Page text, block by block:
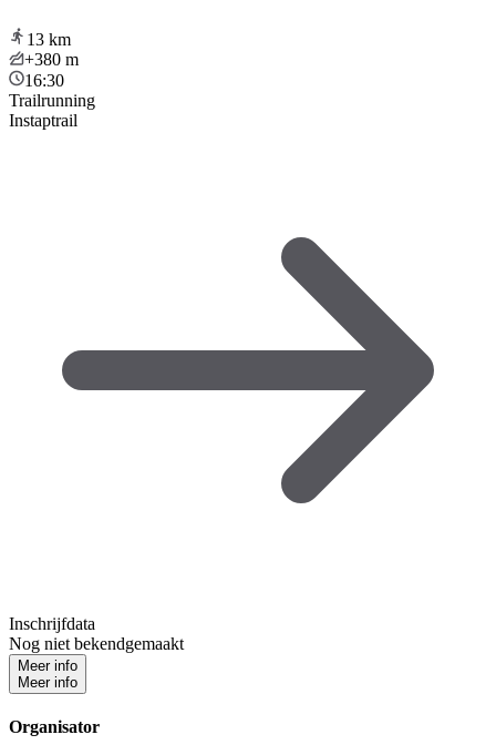
13 km
+380 m
16:30
Trailrunning
Instaptrail
Inschrijfdata
Nog niet bekendgemaakt
Meer info
Meer info
Organisator